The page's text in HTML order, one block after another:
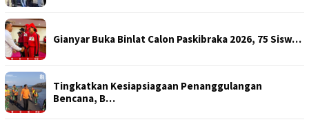
Gianyar Buka Binlat Calon Paskibraka 2026, 75 Sisw…
Tingkatkan Kesiapsiagaan Penanggulangan
Bencana, B…